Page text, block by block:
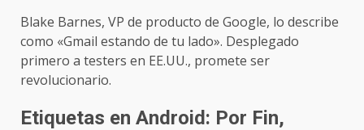
Blake Barnes, VP de producto de Google, lo describe
como «Gmail estando de tu lado». Desplegado
primero a testers en EE.UU., promete ser
revolucionario.
Etiquetas en Android: Por Fin,